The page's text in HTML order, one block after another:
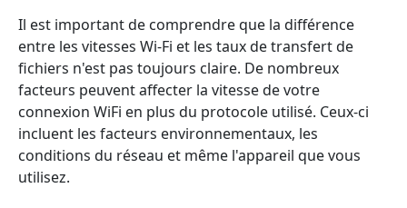
Il est important de comprendre que la différence
entre les vitesses Wi-Fi et les taux de transfert de
fichiers n'est pas toujours claire. De nombreux
facteurs peuvent affecter la vitesse de votre
connexion WiFi en plus du protocole utilisé. Ceux-ci
incluent les facteurs environnementaux, les
conditions du réseau et même l'appareil que vous
utilisez.